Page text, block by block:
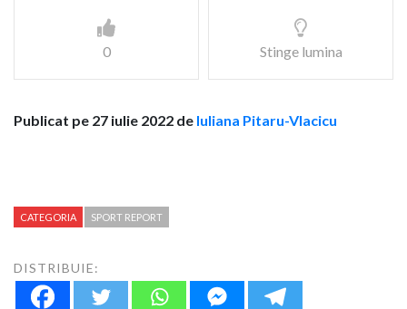
0 Stinge lumina
Publicat pe 27 iulie 2022 de Iuliana Pitaru-Vlacicu
CATEGORIA SPORT REPORT
DISTRIBUIE: